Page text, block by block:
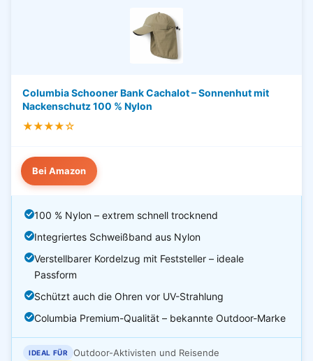
Columbia Schooner Bank Cachalot – Sonnenhut mit
Nackenschutz 100 % Nylon
★★★★☆
Bei Amazon
100 % Nylon – extrem schnell trocknend
Integriertes Schweißband aus Nylon
Verstellbarer Kordelzug mit Feststeller – ideale
Passform
Schützt auch die Ohren vor UV-Strahlung
Columbia Premium-Qualität – bekannte Outdoor-Marke
IDEAL FÜR Outdoor-Aktivisten und Reisende